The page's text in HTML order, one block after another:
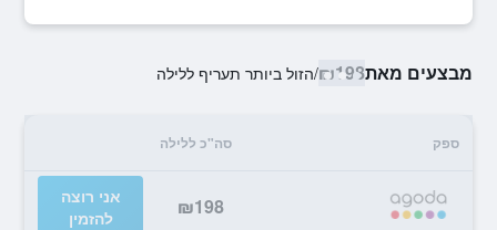
מבצעים מאת₪198
/הזול ביותר תעריף ללילה
ספק סה"כ ללילה
₪198
אני רוצה
להזמין